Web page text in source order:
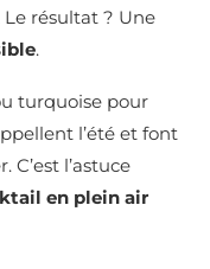
résultat ? Une
.
turquoise pour
l’été et font
C’est l’astuce
en plein air